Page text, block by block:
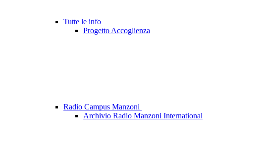
Tutte le info
Progetto Accoglienza
Radio Campus Manzoni
Archivio Radio Manzoni International